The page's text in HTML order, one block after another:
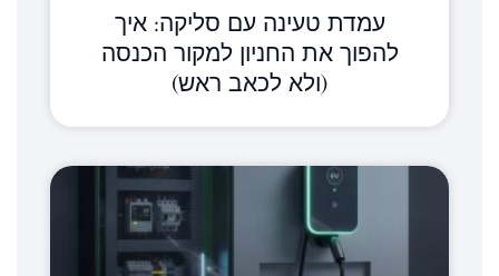
עמדת טעינה עם סליקה: איך
להפוך את החניון למקור הכנסה
(ולא לכאב ראש)